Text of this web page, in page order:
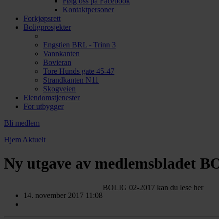
Kontaktpersoner
Forkjøpsrett
Boligprosjekter
Engstien BRL - Trinn 3
Vannkanten
Bovieran
Tore Hunds gate 45-47
Strandkanten N11
Skogveien
Eiendomstjenester
For utbygger
Bli medlem
Hjem Aktuelt
Ny utgave av medlemsbladet
14. november 2017 11:08
BOLIG 02-2017 kan du lese her